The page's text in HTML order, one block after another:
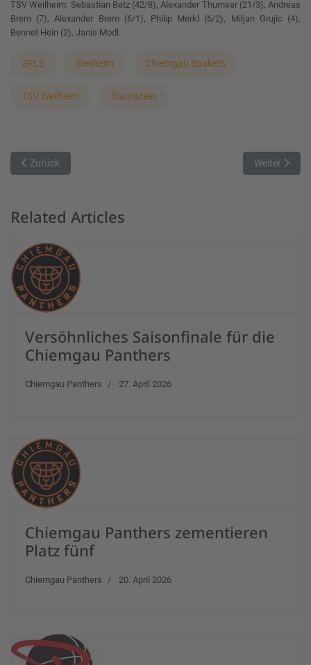
TSV Weilheim: Sebastian Betz (42/8), Alexander Thumser (21/3), Andreas
Brem (7), Alexander Brem (6/1), Philip Merkl (6/2), Miljan Grujic (4),
Bennet Hein (2), Janis Modl.
2RLS Weilheim Chiemgau Baskets
TSV Weilheim Traunstein
Vorheriger Beitrag: Schwabing verpasst die Überraschung
Zurück Nächster
Weiter
Related Articles
Versöhnliches Saisonfinale für die
Chiemgau Panthers
Chiemgau Panthers 27. April 2026
Chiemgau Panthers zementieren
Platz fünf
Chiemgau Panthers 20. April 2026